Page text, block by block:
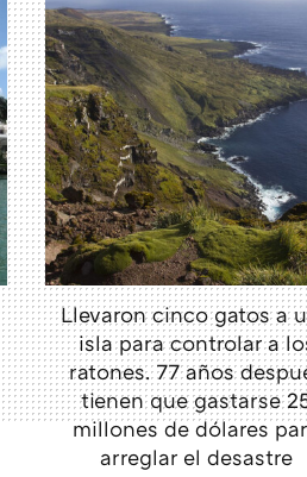
Llevaron cinco gatos a
isla para controlar a
ratones. 77 años
tienen que gastarse
millones de dólares
arreglar el desastre